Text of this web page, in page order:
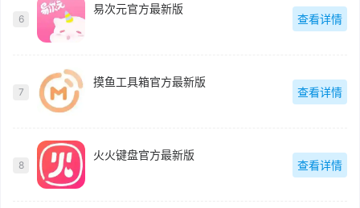
6
易次元官方最新版
查看详情
7
摸鱼工具箱官方最新版
查看详情
8
火火键盘官方最新版
查看详情